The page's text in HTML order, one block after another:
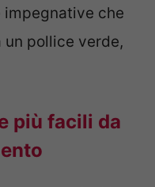
che
un pollice verde,
più facili da